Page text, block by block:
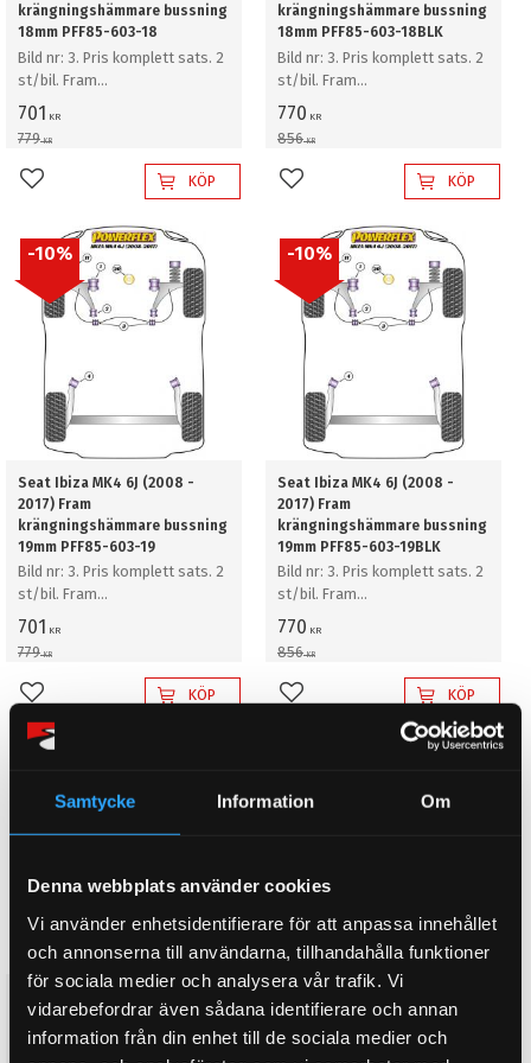
Samtycke Information Om
Denna webbplats använder cookies
Vi använder enhetsidentifierare för att anpassa innehållet
och annonserna till användarna, tillhandahålla funktioner
för sociala medier och analysera vår trafik. Vi
vidarebefordrar även sådana identifierare och annan
information från din enhet till de sociala medier och
krängningshämmare bussning
18mm PFF85-603-18
Bild nr: 3. Pris komplett sats. 2
st/bil. Fram
krängningshämmare bussning
18mm
701 KR
779KR
Lägg till i favoriterKÖP
krängningshämmare bussning
18mm PFF85-603-18BLK
Bild nr: 3. Pris komplett sats. 2
st/bil. Fram
krängningshämmare bussning
18mm
770 KR
856KR
Lägg till i favoriterKÖP
Seat Ibiza MK4 6J (2008 -
2017) Fram
krängningshämmare bussning
19mm PFF85-603-19
Bild nr: 3. Pris komplett sats. 2
st/bil. Fram
krängningshämmare bussning
19mm
701 KR
779KR
10%
Lägg till i favoriterKÖP
Seat Ibiza MK4 6J (2008 -
2017) Fram
krängningshämmare bussning
19mm PFF85-603-19BLK
Bild nr: 3. Pris komplett sats. 2
st/bil. Fram
krängningshämmare bussning
19mm
770 KR
856KR
10%
Lägg till i favoriterKÖP
2017) Fram
krängningshämmare bussning
2017) Fram
krängningshämmare bussning